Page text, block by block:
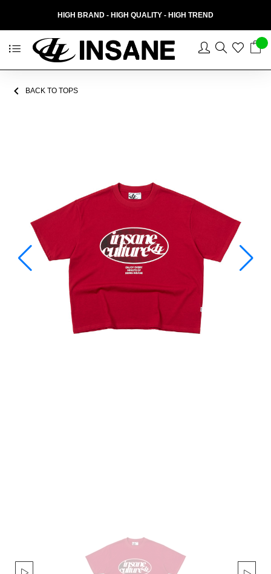
HIGH BRAND - HIGH QUALITY - HIGH TREND
BACK TO TOPS